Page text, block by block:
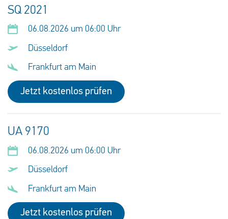
SQ 2021
06.08.2026 um 06:00 Uhr
Düsseldorf
Frankfurt am Main
Jetzt kostenlos prüfen
UA 9170
06.08.2026 um 06:00 Uhr
Düsseldorf
Frankfurt am Main
Jetzt kostenlos prüfen